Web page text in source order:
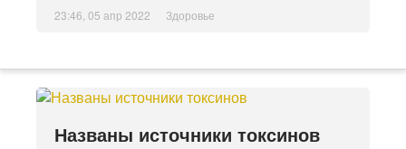
23:46, 05 апр 2022 Здоровье
Названы источники токсинов